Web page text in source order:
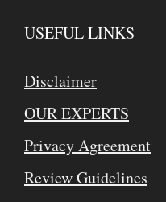
USEFUL LINKS
Disclaimer
OUR EXPERTS
Privacy Agreement
Review Guidelines